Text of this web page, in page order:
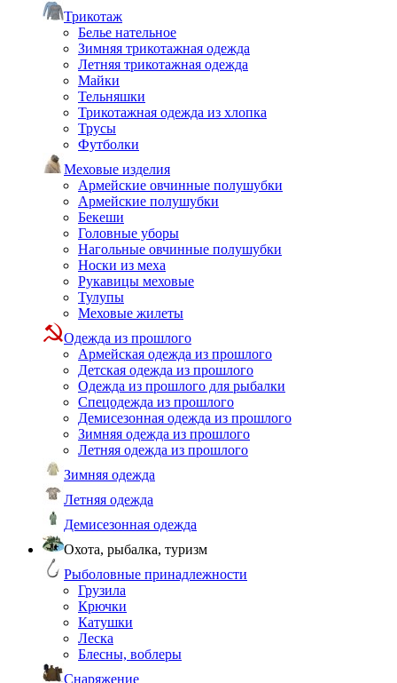
Трикотаж
Белье нательное
Зимняя трикотажная одежда
Летняя трикотажная одежда
Майки
Тельняшки
Трикотажная одежда из хлопка
Трусы
Футболки
Меховые изделия
Армейские овчинные полушубки
Армейские полушубки
Бекеши
Головные уборы
Нагольные овчинные полушубки
Носки из меха
Рукавицы меховые
Тулупы
Меховые жилеты
Одежда из прошлого
Армейская одежда из прошлого
Детская одежда из прошлого
Одежда из прошлого для рыбалки
Спецодежда из прошлого
Демисезонная одежда из прошлого
Зимняя одежда из прошлого
Летняя одежда из прошлого
Зимняя одежда
Летняя одежда
Демисезонная одежда
Охота, рыбалка, туризм
Рыболовные принадлежности
Грузила
Крючки
Катушки
Леска
Блесны, воблеры
Снаряжение